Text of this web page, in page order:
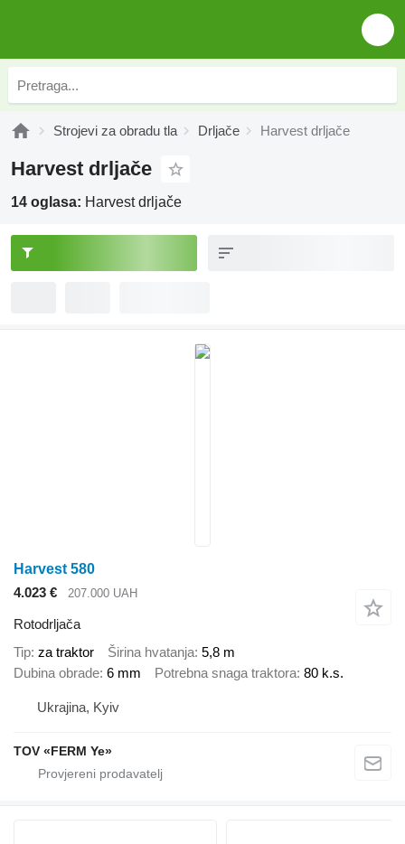
Strojevi za obradu tla Drljače Harvest drljače
Harvest drljače
14 oglasa: Harvest drljače
Harvest 580
4.023 €
207.000 UAH
Rotodrljača
Tip za traktor Širina hvatanja 5,8 m
Dubina obrade 6 mm Potrebna snaga traktora 80 k.s.
Ukrajina, Kyiv
TOV «FERM Ye»